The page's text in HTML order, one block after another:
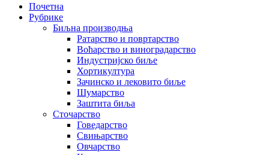
Почетна
Рубрике
Биљна производња
Ратарство и повртарство
Воћарство и виноградарство
Индустријско биље
Хортикултура
Зачинско и лековито биље
Шумарство
Заштита биља
Сточарство
Говедарство
Свињарство
Овчарство